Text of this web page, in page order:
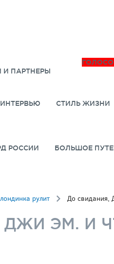
ПАРТНЕРЫ
ИНТЕРВЬЮ СТИЛЬ ЖИЗНИ
РОССИИ БОЛЬШОЕ
рулит До свидания,
ЭМ. И